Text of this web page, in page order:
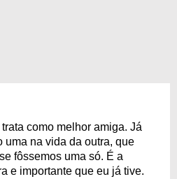
como melhor amiga. Já
uma na vida da outra, que
fôssemos uma só. É a
e importante que eu já tive.